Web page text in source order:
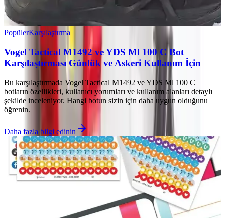
PopülerKarşılaştırma
Vogel Tactical M1492 ve YDS Ml 100 C Bot
Karşılaştırması Günlük ve Askeri Kullanım İçin
Bu karşılaştırmada Vogel Tactical M1492 ve YDS Ml 100 C
botların özellikleri, kullanıcı yorumları ve kullanım alanları detaylı
şekilde inceleniyor. Hangi botun sizin için daha uygun olduğunu
öğrenin.
Daha fazla bilgi edinin